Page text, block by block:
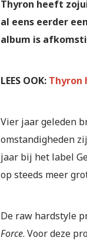
Thyron heeft
al eens eerder
album is
LEES OOK: Thyron
Vier jaar geleden
omstandigheden
jaar bij het label
op steeds meer
De raw hardstyle
Force. Voor deze